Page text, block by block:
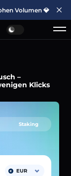
Volumen 💎
–
Klicks
Staking
EUR